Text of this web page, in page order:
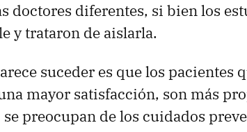
doctores diferentes, si bien los
y trataron de aislarla.
suceder es que los pacientes
mayor satisfacción, son más
preocupan de los cuidados